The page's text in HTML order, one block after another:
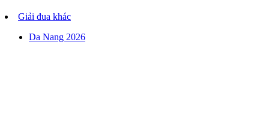
Giải đua khác
Da Nang 2026